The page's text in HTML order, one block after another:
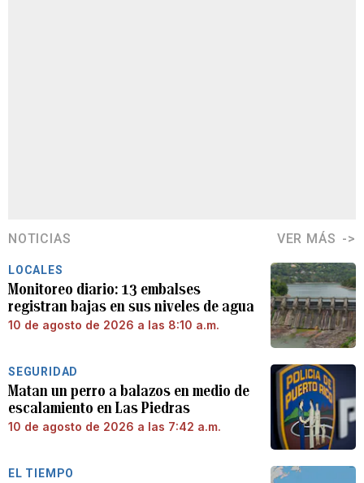
NOTICIAS VER MÁS
LOCALES
Monitoreo diario: 13 embalses
registran bajas en sus niveles de agua
10 de agosto de 2026 a las 8:10 a.m.
SEGURIDAD
Matan un perro a balazos en medio de
escalamiento en Las Piedras
10 de agosto de 2026 a las 7:42 a.m.
EL TIEMPO